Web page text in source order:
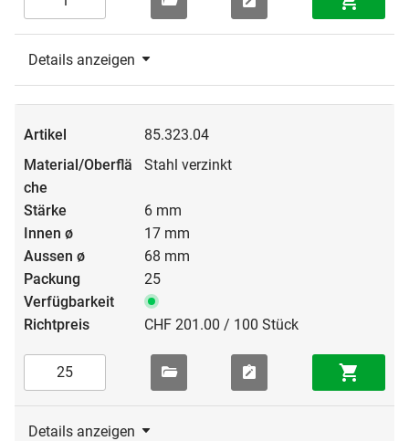
Details anzeigen
85.323.04
Stahl verzinkt
6 mm
17 mm
68 mm
25
CHF 201.00 / 100 Stück
Details anzeigen